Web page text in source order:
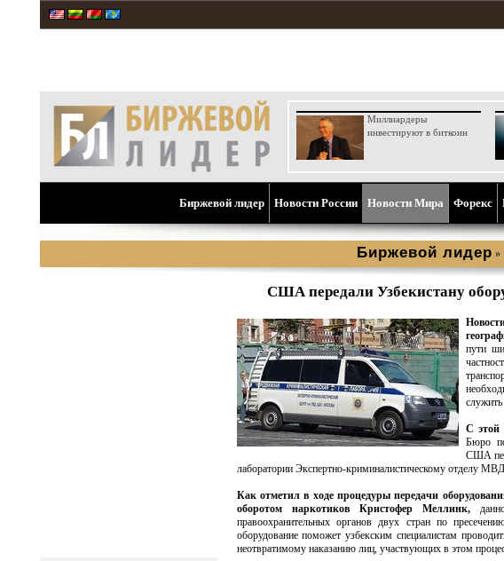
Миллиардеры
инвестируют в биткоин
Биржевой лидер Новости России Новости Мира Форекс
Биржевой лидер »
США передали Узбекистану
пути
служить
С этой
Бюро
США
лаборатории Экспертно-криминалистическому отделу
Как отметил в ходе процедуры передачи
оборотом наркотиков Кристофер Меллинк,
правоохранительных органов двух стран по
оборудование поможет узбекским специалистам
неотвратимому наказанию лиц, участвующих в этом